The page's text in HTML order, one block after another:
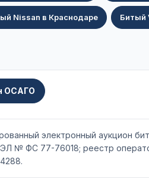
Nissan в Краснодаре Битый
ОСАГО
электронный аукцион
№ ФС 77-76018; реестр